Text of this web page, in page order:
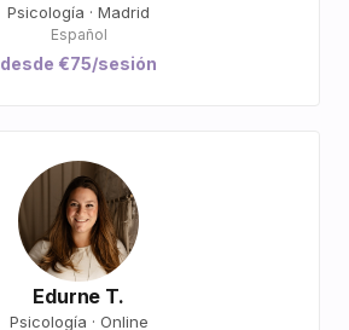
Psicología · Madrid
Español
desde €75/sesión
Edurne T.
Psicología · Online